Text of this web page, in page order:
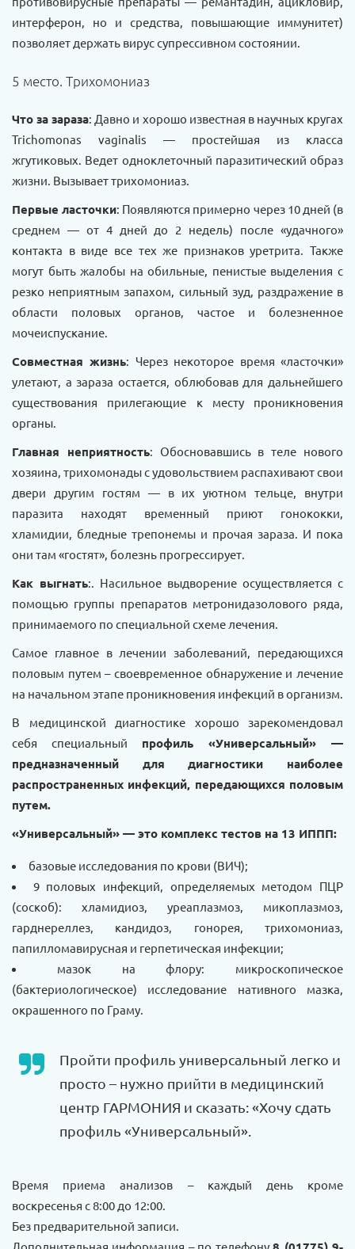
интерферон, но и средства, повышающие иммунитет)
позволяет держать вирус супрессивном состоянии.
5 место. Трихомониаз
Что за зараза: Давно и хорошо известная в научных кругах
Trichomonas vaginalis — простейшая из класса
жгутиковых. Ведет одноклеточный паразитический образ
жизни. Вызывает трихомониаз.
Первые ласточки: Появляются примерно через 10 дней (в
среднем — от 4 дней до 2 недель) после «удачного»
контакта в виде все тех же признаков уретрита. Также
могут быть жалобы на обильные, пенистые выделения с
резко неприятным запахом, сильный зуд, раздражение в
области половых органов, частое и болезненное
мочеиспускание.
Совместная жизнь: Через некоторое время «ласточки»
улетают, а зараза остается, облюбовав для дальнейшего
существования прилегающие к месту проникновения
органы.
Главная неприятность: Обосновавшись в теле нового
хозяина, трихомонады с удовольствием распахивают свои
двери другим гостям — в их уютном тельце, внутри
паразита находят временный приют гонококки,
хламидии, бледные трепонемы и прочая зараза. И пока
они там «гостят», болезнь прогрессирует.
Как выгнать:. Насильное выдворение осуществляется с
помощью группы препаратов метронидазолового ряда,
принимаемого по специальной схеме лечения.
Самое главное в лечении заболеваний, передающихся
половым путем – своевременное обнаружение и лечение
на начальном этапе проникновения инфекций в организм.
В медицинской диагностике хорошо зарекомендовал
себя специальный профиль «Универсальный» —
предназначенный для диагностики наиболее
распространенных инфекций, передающихся половым
путем.
«Универсальный» — это комплекс тестов на 13 ИППП:
базовые исследования по крови (ВИЧ);
9 половых инфекций, определяемых методом ПЦР
(соскоб): хламидиоз, уреаплазмоз, микоплазмоз,
гарднереллез, кандидоз, гонорея, трихомониаз,
папилломавирусная и герпетическая инфекции;
мазок на флору: микроскопическое
(бактериологическое) исследование нативного мазка,
окрашенного по Граму.
Пройти профиль универсальный легко и
просто – нужно прийти в медицинский
центр ГАРМОНИЯ и сказать: «Хочу сдать
профиль «Универсальный».
Время приема анализов – каждый день кроме
воскресенья с 8:00 до 12:00.
Без предварительной записи.